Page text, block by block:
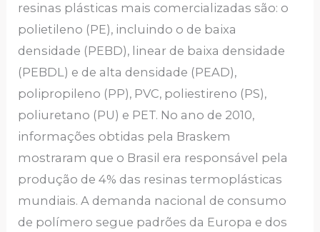
resinas plásticas mais comercializadas são: o
polietileno (PE), incluindo o de baixa
densidade (PEBD), linear de baixa densidade
(PEBDL) e de alta densidade (PEAD),
polipropileno (PP), PVC, poliestireno (PS),
poliuretano (PU) e PET. No ano de 2010,
informações obtidas pela Braskem
mostraram que o Brasil era responsável pela
produção de 4% das resinas termoplásticas
mundiais. A demanda nacional de consumo
de polímero segue padrões da Europa e dos